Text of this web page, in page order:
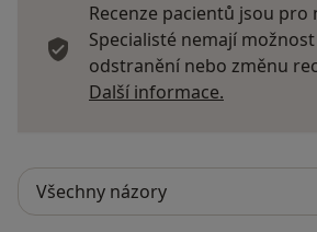
Recenze pacientů jsou pro
Specialisté nemají
odstranění nebo změnu
Další informace.